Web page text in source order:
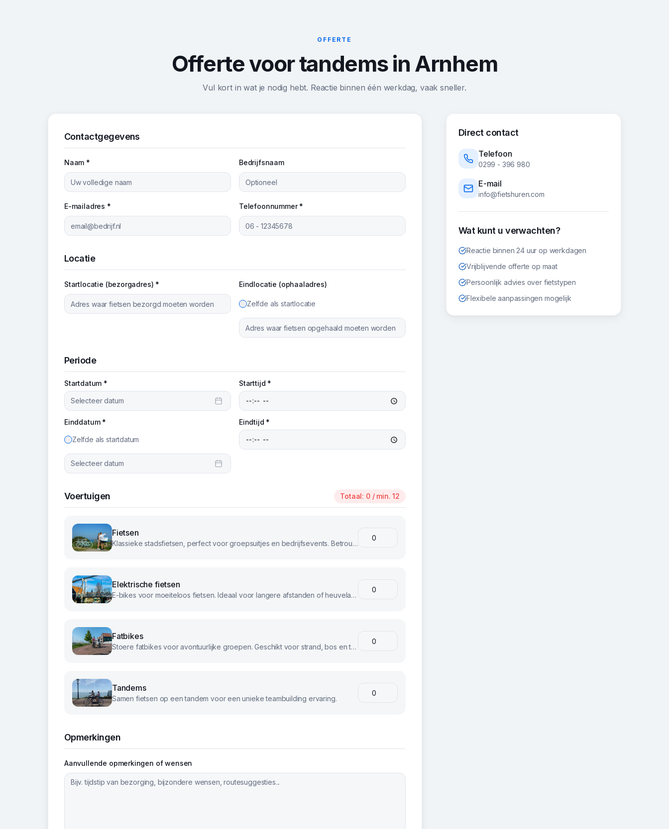
OFFERTE
Offerte voor tandems in Arnhem
Vul kort in wat je nodig hebt. Reactie binnen één werkdag, vaak sneller.
Contactgegevens
Naam * Bedrijfsnaam
E-mailadres * Telefoonnummer *
Locatie
Startlocatie (bezorgadres) * Eindlocatie (ophaaladres)
Zelfde als startlocatie
Periode
Startdatum *
Selecteer datum
Starttijd *
Einddatum *
Zelfde als startdatum
Selecteer datum
Eindtijd *
Voertuigen Totaal: 0/ min. 12
Fietsen
Klassieke stadsfietsen, perfect voor groepsuitjes en bedrijfsevents. Betrouwbaar en comfortabel voor iedereen.
Elektrische fietsen
E-bikes voor moeiteloos fietsen. Ideaal voor langere afstanden of heuvelachtig terrein.
Fatbikes
Stoere fatbikes voor avontuurlijke groepen. Geschikt voor strand, bos en terrein.
Tandems
Samen fietsen op een tandem voor een unieke teambuilding ervaring.
Opmerkingen
Aanvullende opmerkingen of wensen
Direct contact
Telefoon
0299 - 396 980
E-mail
info@fietshuren.com
Wat kunt u verwachten?
Reactie binnen 24 uur op werkdagen
Vrijblijvende offerte op maat
Persoonlijk advies over fietstypen
Flexibele aanpassingen mogelijk